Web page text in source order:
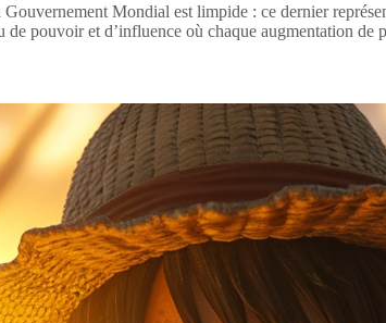
Mondial est limpide : ce dernier
pouvoir et d’influence où chaque augmentation